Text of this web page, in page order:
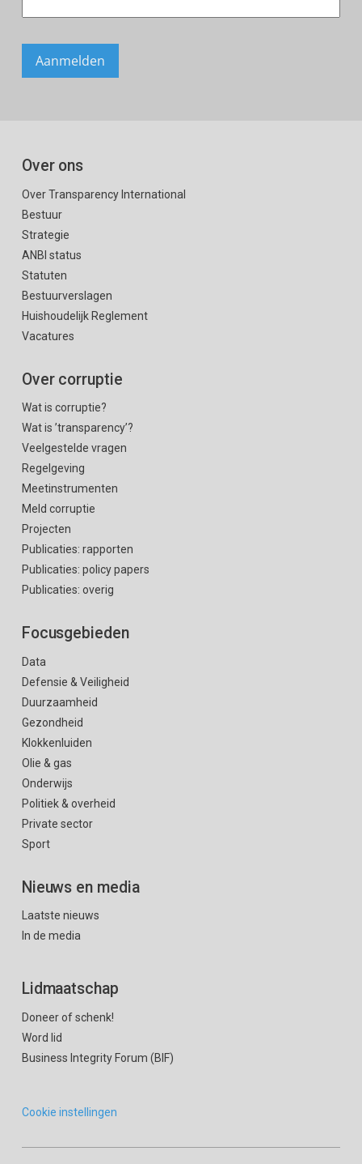
Over ons
Over Transparency International
Bestuur
Strategie
ANBI status
Statuten
Bestuurverslagen
Huishoudelijk Reglement
Vacatures
Over corruptie
Wat is corruptie?
Wat is ’transparency’?
Veelgestelde vragen
Regelgeving
Meetinstrumenten
Meld corruptie
Projecten
Publicaties: rapporten
Publicaties: policy papers
Publicaties: overig
Focusgebieden
Data
Defensie & Veiligheid
Duurzaamheid
Gezondheid
Klokkenluiden
Olie & gas
Onderwijs
Politiek & overheid
Private sector
Sport
Nieuws en media
Laatste nieuws
In de media
Lidmaatschap
Doneer of schenk!
Word lid
Business Integrity Forum (BIF)
Cookie instellingen